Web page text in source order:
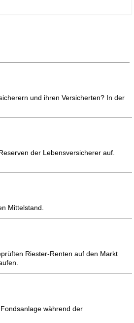
und ihren Versicherten? In der
der Lebensversicherer auf.
Mittelstand.
Riester-Renten auf den Markt
während der